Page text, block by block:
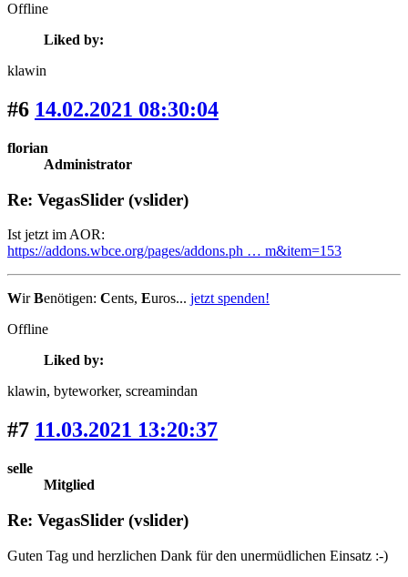
Offline
Liked by:
klawin
#6 14.02.2021 08:30:04
florian
Administrator
Re: VegasSlider (vslider)
Ist jetzt im AOR:
https://addons.wbce.org/pages/addons.ph … m&item=153
WirBenötigen: Cents, Euros... jetzt spenden!
Offline
Liked by:
klawin, byteworker, screamindan
#7 11.03.2021 13:20:37
selle
Mitglied
Re: VegasSlider (vslider)
Guten Tag und herzlichen Dank für den unermüdlichen Einsatz :-)